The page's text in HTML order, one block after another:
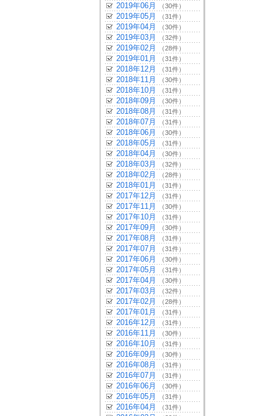
2019年06月 （30件）
2019年05月 （31件）
2019年04月 （30件）
2019年03月 （32件）
2019年02月 （28件）
2019年01月 （31件）
2018年12月 （31件）
2018年11月 （30件）
2018年10月 （31件）
2018年09月 （30件）
2018年08月 （31件）
2018年07月 （31件）
2018年06月 （30件）
2018年05月 （31件）
2018年04月 （30件）
2018年03月 （32件）
2018年02月 （28件）
2018年01月 （31件）
2017年12月 （31件）
2017年11月 （30件）
2017年10月 （31件）
2017年09月 （30件）
2017年08月 （31件）
2017年07月 （31件）
2017年06月 （30件）
2017年05月 （31件）
2017年04月 （30件）
2017年03月 （32件）
2017年02月 （28件）
2017年01月 （31件）
2016年12月 （31件）
2016年11月 （30件）
2016年10月 （31件）
2016年09月 （30件）
2016年08月 （31件）
2016年07月 （31件）
2016年06月 （30件）
2016年05月 （31件）
2016年04月 （31件）